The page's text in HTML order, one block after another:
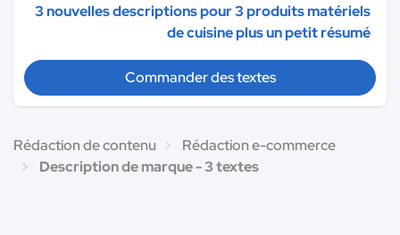
3 nouvelles descriptions pour 3 produits matériels
de cuisine plus un petit résumé
Commander des textes
Rédaction de contenu
Rédaction e-commerce
Description de marque - 3 textes